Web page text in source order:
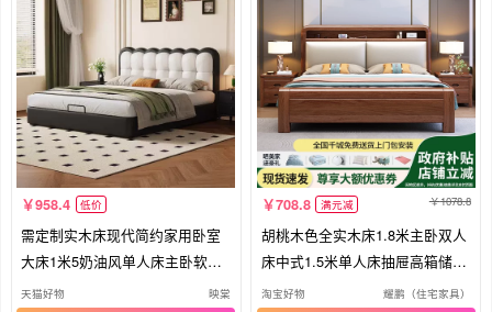
958.4 低价
需定制实木床现代简约家用卧室
大床1米5奶油风单人床主卧软包1
米8
天猫好物 映棠
708.8 满元减 1078.8
胡桃木色全实木床1.8米主卧双人
床中式1.5米单人床抽屉高箱储物
床
淘宝好物 耀鹏（住宅家具）